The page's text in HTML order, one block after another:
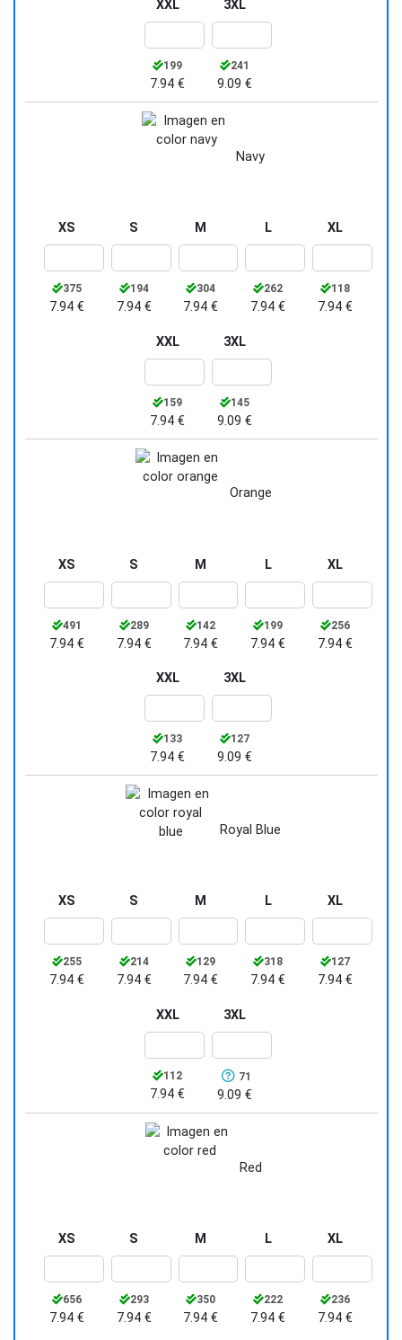
XXL
199
7.94 €
3XL
241
9.09 €
Navy
XS
375
7.94 €
S
194
7.94 €
M
304
7.94 €
L
262
7.94 €
XL
118
7.94 €
XXL
159
7.94 €
3XL
145
9.09 €
Orange
XS
491
7.94 €
S
289
7.94 €
M
142
7.94 €
L
199
7.94 €
XL
256
7.94 €
XXL
133
7.94 €
3XL
127
9.09 €
Royal Blue
XS
255
7.94 €
S
214
7.94 €
M
129
7.94 €
L
318
7.94 €
XL
127
7.94 €
XXL
112
7.94 €
3XL
71
9.09 €
Red
XS
656
7.94 €
S
293
7.94 €
M
350
7.94 €
L
222
7.94 €
XL
236
7.94 €